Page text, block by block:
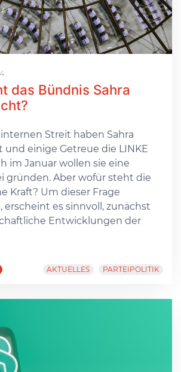
das Bündnis Sahra
Streit haben Sahra
einige Getreue die LINKE
im Januar wollen sie eine
gründen. Aber wofür steht die
Kraft? Um dieser Frage
erscheint es sinnvoll, zunächst
Entwicklungen der
AKTUELLES PARTEIPOLITIK